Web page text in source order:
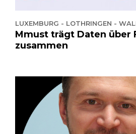
LUXEMBURG - LOTHRINGEN -
Mmust trägt Daten über
zusammen